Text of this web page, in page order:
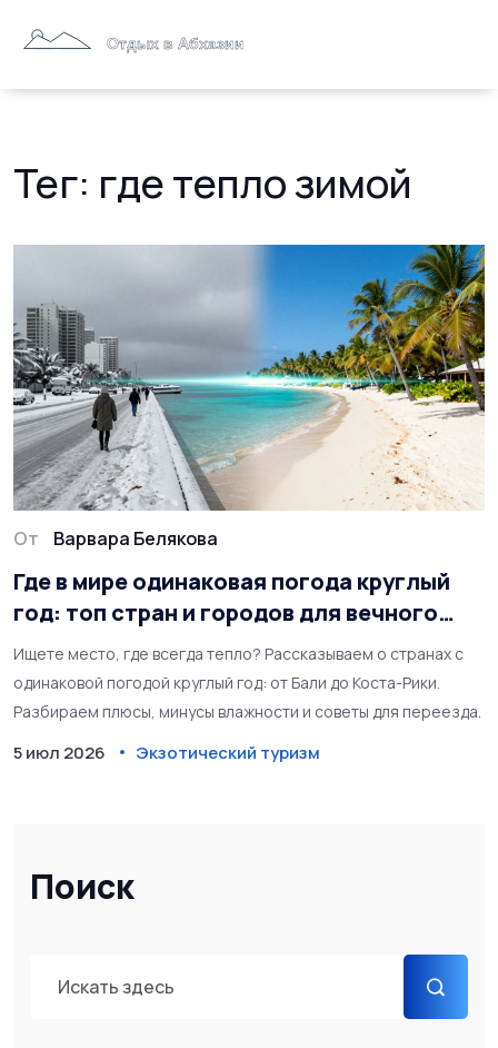
Поиск
Тег: где тепло зимой
От Варвара Белякова
Где в мире одинаковая погода круглый
год: топ стран и городов для вечного
лета
Ищете место, где всегда тепло? Рассказываем о странах с
одинаковой погодой круглый год: от Бали до Коста-Рики.
Разбираем плюсы, минусы влажности и советы для переезда.
5 июл 2026 Экзотический туризм